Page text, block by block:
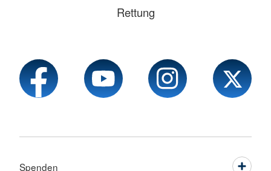
Rettung
Spenden